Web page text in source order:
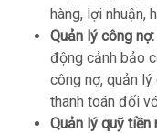
hàng, lợi nhuận,
Quản lý công nợ:
động cảnh bảo
công nợ, quản
thanh toán đối
Quản lý quỹ tiền